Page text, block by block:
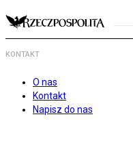
KONTAKT
O nas
Kontakt
Napisz do nas